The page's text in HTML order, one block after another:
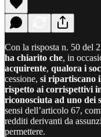
Con la risposta n. 50 del
ha chiarito che, in
acquirente, qualora i
cessione, si ripartiscano
rispetto ai corrispettivi
riconosciuta ad uno dei
sensi dell’articolo 67,
redditi derivanti da
permettere.